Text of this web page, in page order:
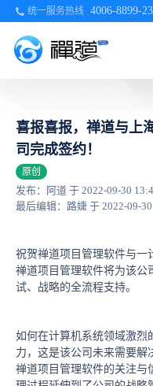
统一服务热线 4006-8899-23
喜报喜报，禅道与上
司完成签约！
原创
发布：阿道 于 2022-09-30
最后编辑：路婕 于 2022-09-
祝贺禅道项目管理软件与一
禅道项目管理软件将为该公
试、战略的全流程支持。
如何在计算机系统领域激烈
力，这是该公司未来需要解
禅道项目管理软件的关注与